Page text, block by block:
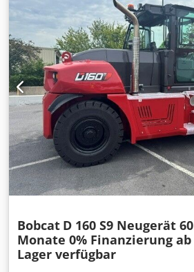
Bobcat D 160 S9 Neugerät 60
Monate 0% Finanzierung ab
Lager verfügbar